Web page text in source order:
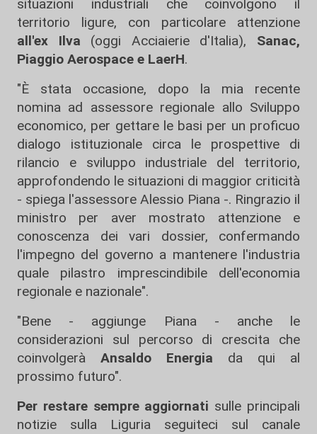
situazioni industriali che coinvolgono il
territorio ligure, con particolare attenzione
all'ex Ilva (oggi Acciaierie d'Italia), Sanac,
Piaggio Aerospace e LaerH.
"È stata occasione, dopo la mia recente
nomina ad assessore regionale allo Sviluppo
economico, per gettare le basi per un proficuo
dialogo istituzionale circa le prospettive di
rilancio e sviluppo industriale del territorio,
approfondendo le situazioni di maggior criticità
- spiega l'assessore Alessio Piana -. Ringrazio il
ministro per aver mostrato attenzione e
conoscenza dei vari dossier, confermando
l'impegno del governo a mantenere l'industria
quale pilastro imprescindibile dell'economia
regionale e nazionale".
"Bene - aggiunge Piana - anche le
considerazioni sul percorso di crescita che
coinvolgerà Ansaldo Energia da qui al
prossimo futuro".
Per restare sempre aggiornati sulle principali
notizie sulla Liguria seguiteci sul canale